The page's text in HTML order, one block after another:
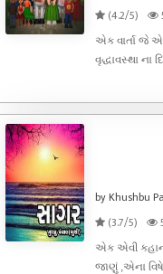
(4.2/5)
એક વાર્તા જે
વૃદ્ધાવસ્થા ના
by Khushbu
(3.7/5)
એક એવી
જાણું ,એના